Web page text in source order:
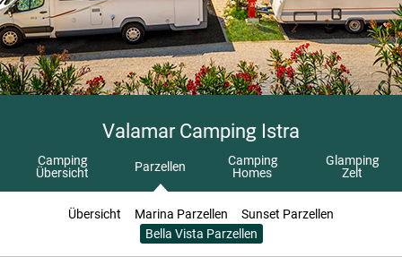
Valamar Camping Istra
Camping
Übersicht
Parzellen
Camping
Homes
Glamping
Zelt
Übersicht Marina Parzellen
Sunset Parzellen
Bella Vista Parzellen